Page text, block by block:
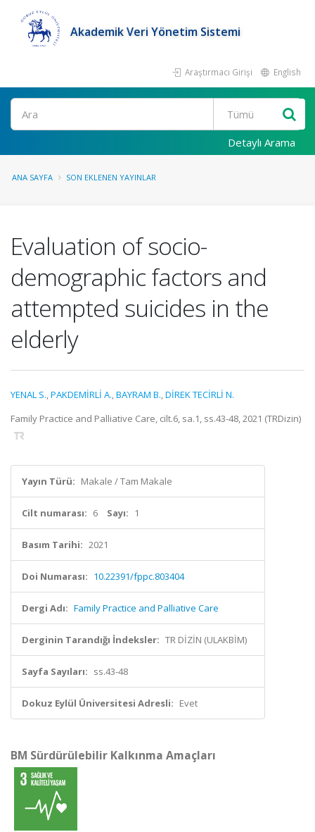
Akademik Veri Yönetim Sistemi
Araştırmacı Girişi English
Ara
Detaylı Arama
ANA SAYFA SON EKLENEN YAYINLAR
Evaluation of socio-
demographic factors and
attempted suicides in the
elderly
YENAL S.,PAKDEMİRLİ A.,BAYRAM B.,DİREK TECİRLİ N.
Family Practice and Palliative Care, cilt.6, sa.1, ss.43-48, 2021 (TRDizin)
Yayın Türü: Makale / Tam Makale
Cilt numarası: 6 Sayı: 1
Basım Tarihi: 2021
Doi Numarası: 10.22391/fppc.803404
Dergi Adı: Family Practice and Palliative Care
Derginin Tarandığı İndeksler: TR DİZİN (ULAKBİM)
Sayfa Sayıları: ss.43-48
Dokuz Eylül Üniversitesi Adresli: Evet
BM Sürdürülebilir Kalkınma Amaçları